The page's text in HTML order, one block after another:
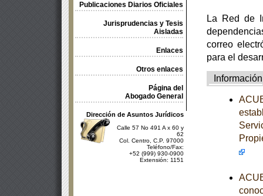
Publicaciones Diarios Oficiales
Jurisprudencias y Tesis
Aisladas
Enlaces
Otros enlaces
Página del
Abogado General
Dirección de Asuntos Jurídicos
Calle 57 No 491 A x 60 y
62
Col. Centro, C.P. 97000
Teléfono/Fax:
+52 (999) 930-0900
Extensión: 1151
La Red de
correo
para el
Información